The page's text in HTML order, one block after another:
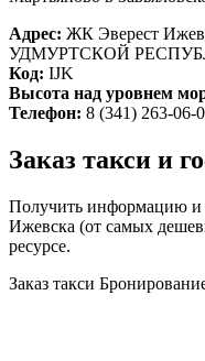
Адрес: ЖК Эверест
УДМУРТСКОЙ
Код: IJK
Высота над уровнем
Телефон: 8 (341) 263-06-
Заказ такси и
Получить информацию и
Ижевска (от самых
ресурсе.
Заказ такси